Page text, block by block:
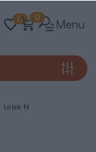
0 0 Menu
Lolek N